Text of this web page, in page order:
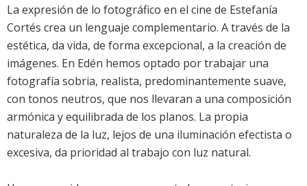
La expresión de lo fotográfico en el cine de Estefanía
Cortés crea un lenguaje complementario. A través de la
estética, da vida, de forma excepcional, a la creación de
imágenes. En Edén hemos optado por trabajar una
fotografía sobria, realista, predominantemente suave,
con tonos neutros, que nos llevaran a una composición
armónica y equilibrada de los planos. La propia
naturaleza de la luz, lejos de una iluminación efectista o
excesiva, da prioridad al trabajo con luz natural.